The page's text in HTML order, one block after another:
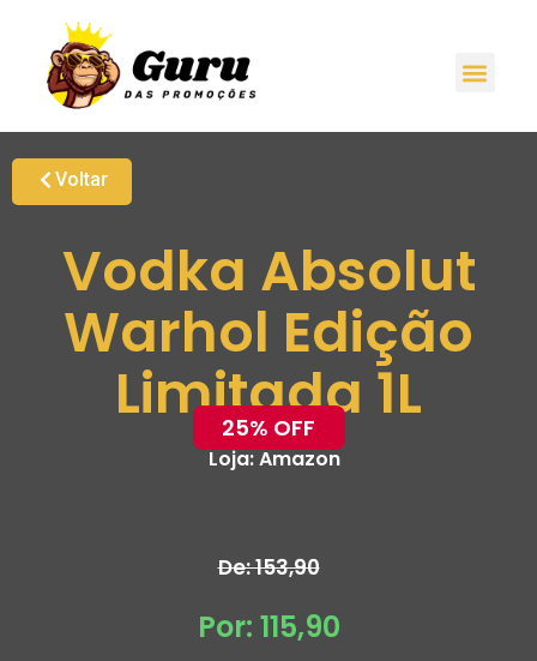
Voltar
Vodka Absolut
Warhol Edição
Limitada 1L
25% OFF
Loja:Amazon
De: 153,90
Por: 115,90